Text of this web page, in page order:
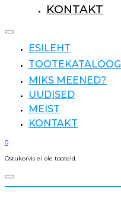
KONTAKT
ESILEHT
TOOTEKATALOOG
MIKS MEENED?
UUDISED
MEIST
KONTAKT
0
Ostukorvis ei ole tooteid.